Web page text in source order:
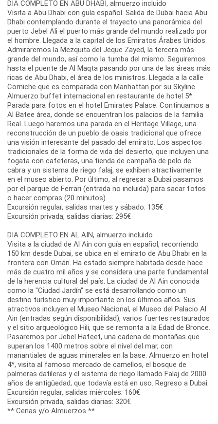
DIA COMPLETO EN ABU DHABI, almuerzo incluido
Visita a Abu Dhabi con guía español. Salida de Dubai hacia Abu
Dhabi contemplando durante el trayecto una panorámica del
puerto Jebel Ali el puerto más grande del mundo realizado por
el hombre. Llegada a la capital de los Emiratos Árabes Unidos.
Admiraremos la Mezquita del Jeque Zayed, la tercera más
grande del mundo, así como la tumba del mismo. Seguiremos
hasta el puente de Al Maqta pasando por una de las áreas más
ricas de Abu Dhabi, el área de los ministros. Llegada a la calle
Corniche que es comparada con Manhattan por su Skyline.
Almuerzo buffet internacional en restaurante de hotel 5*.
Parada para fotos en el hotel Emirates Palace. Continuamos a
Al Batee área, donde se encuentran los palacios de la familia
Real. Luego haremos una parada en el Heritage Village, una
reconstrucción de un pueblo de oasis tradicional que ofrece
una visión interesante del pasado del emirato. Los aspectos
tradicionales de la forma de vida del desierto, que incluyen una
fogata con cafeteras, una tienda de campaña de pelo de
cabra y un sistema de riego falaj, se exhiben atractivamente
en el museo abierto. Por último, al regresar a Dubai pasamos
por el parque de Ferrari (entrada no incluida) para sacar fotos
o hacer compras (20 minutos).
Excursión regular, salidas martes y sábado: 135€
Excursión privada, salidas diarias: 295€
DIA COMPLETO EN AL AIN, almuerzo incluido
Visita a la ciudad de Al Ain con guía en español, recorriendo
150 km desde Dubai, se ubica en el emirato de Abu Dhabi en la
frontera con Omán. Ha estado siempre habitada desde hace
más de cuatro mil años y se considera una parte fundamental
de la herencia cultural del país. La ciudad de Al Ain conocida
como la "Ciudad Jardín" se está desarrollando como un
destino turístico muy importante en los últimos años. Sus
atractivos incluyen el Museo Nacional, el Museo del Palacio Al
Ain (entradas según disponibilidad), varios fuertes restaurados
y el sitio arqueológico Hili, que se remonta a la Edad de Bronce.
Pasaremos por Jebel Hafeet, una cadena de montañas que
superan los 1400 metros sobre el nivel del mar, con
manantiales de aguas minerales en la base. Almuerzo en hotel
4*, visita al famoso mercado de camellos, el bosque de
palmeras datileras y el sistema de riego llamado Falaj de 2000
años de antigüedad, que todavía está en uso. Regreso a Dubai.
Excursión regular, salidas miércoles: 160€
Excursión privada, salidas diarias: 320€
** Cenas y/o Almuerzos **